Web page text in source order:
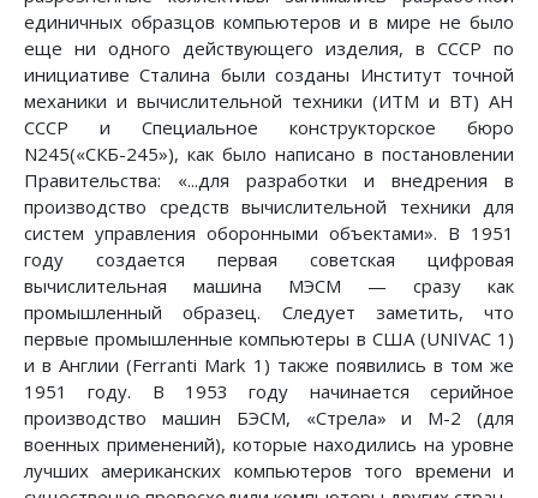
единичных образцов компьютеров и в мире не было
еще ни одного действующего изделия, в СССР по
инициативе Сталина были созданы Институт точной
механики и вычислительной техники (ИТМ и ВТ) АН
СССР и Специальное конструкторское бюро
N245(«СКБ-245»), как было написано в постановлении
Правительства: «...для разработки и внедрения в
производство средств вычислительной техники для
систем управления оборонными объектами». В 1951
году создается первая советская цифровая
вычислительная машина МЭСМ — сразу как
промышленный образец. Следует заметить, что
первые промышленные компьютеры в США (UNIVAC 1)
и в Англии (Ferranti Mark 1) также появились в том же
1951 году. В 1953 году начинается серийное
производство машин БЭСМ, «Стрела» и М-2 (для
военных применений), которые находились на уровне
лучших американских компьютеров того времени и